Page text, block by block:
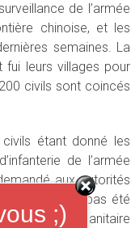
de l’armée
chinoise, et les
semaines. La
fui leurs villages pour
civils sont coincés
étant donné les
de l’armée
aux autorités
n’a pas été
crise humanitaire
;)